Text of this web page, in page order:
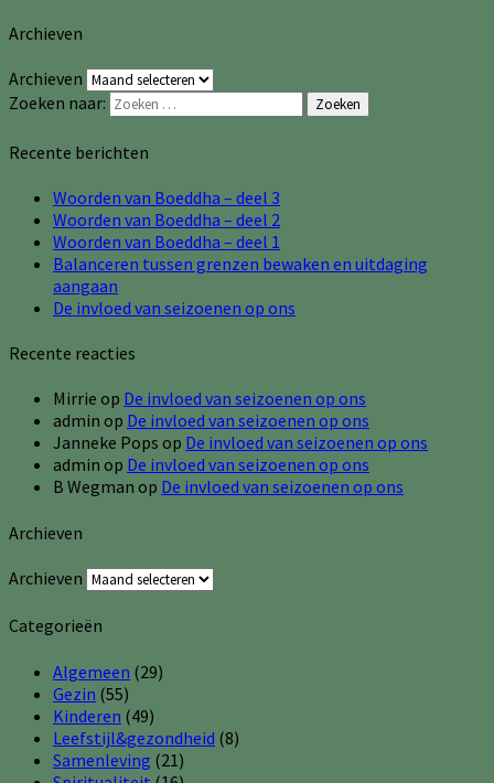
Archieven
Archieven
Zoeken naar:
Zoeken
Recente berichten
Woorden van Boeddha – deel 3
Woorden van Boeddha – deel 2
Woorden van Boeddha – deel 1
Balanceren tussen grenzen bewaken en uitdaging
aangaan
De invloed van seizoenen op ons
Recente reacties
Mirrie op De invloed van seizoenen op ons
admin op De invloed van seizoenen op ons
Janneke Pops op De invloed van seizoenen op ons
admin op De invloed van seizoenen op ons
B Wegman op De invloed van seizoenen op ons
Archieven
Archieven
Categorieën
Algemeen (29)
Gezin (55)
Kinderen (49)
Leefstijl&gezondheid (8)
Samenleving (21)